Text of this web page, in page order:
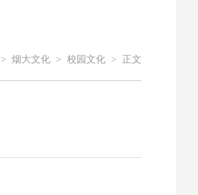
> 烟大文化 > 校园文化 > 正文